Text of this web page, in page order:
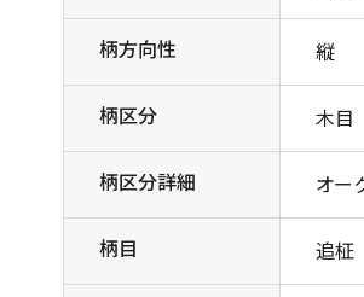
柄方向性 縦
柄区分 木目
柄区分詳細 オー
柄目 追柾